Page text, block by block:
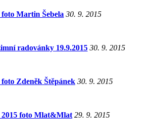
Martin Šebela 30. 9. 2015
radovánky 19.9.2015 30. 9. 2015
Zdeněk Štěpánek 30. 9. 2015
foto Mlat&Mlat 29. 9. 2015